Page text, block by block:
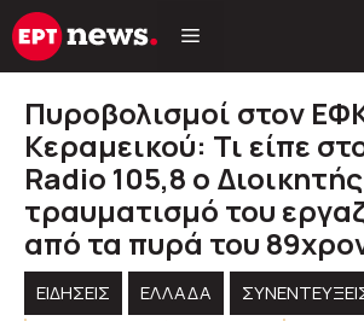
Μετάβαση
σε
Πυροβολισμοί στον
Κεραμεικού: Τι είπε
Radio 105,8 ο
τραυματισμό του
από τα πυρά του
ΕΙΔΗΣΕΙΣ ΕΛΛΑΔΑ